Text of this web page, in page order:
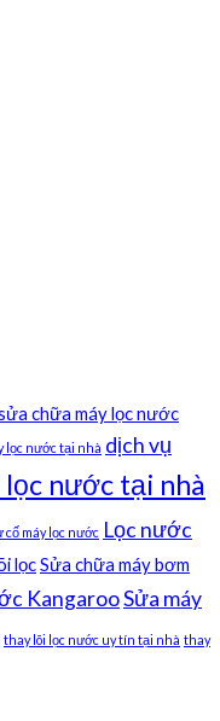
chữa máy lọc nước
lọc nước tại nhà dịch vụ
nước tại nhà
cố máy lọc nước Lọc nước
lọcSửa chữa máy bơm
KangarooSửa máy
thay lõi lọc nước uy tín tại nhà thay